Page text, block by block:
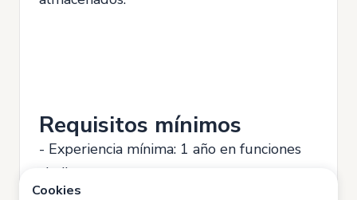
Requisitos mínimos
- Experiencia mínima: 1 año en funciones
similares.
Cookies